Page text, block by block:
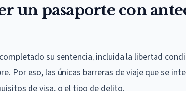
un pasaporte con
su sentencia, incluida la libertad
Por eso, las únicas barreras de viaje que se
de visa, o el tipo de delito.